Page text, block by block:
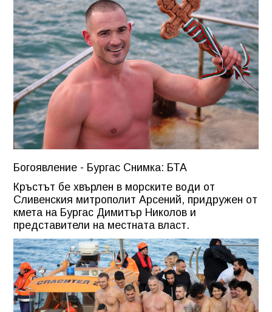
Богоявление - Бургас Снимка: БТА
Кръстът бе хвърлен в морските води от
Сливенския митрополит Арсений, придружен от
кмета на Бургас Димитър Николов и
представители на местната власт.